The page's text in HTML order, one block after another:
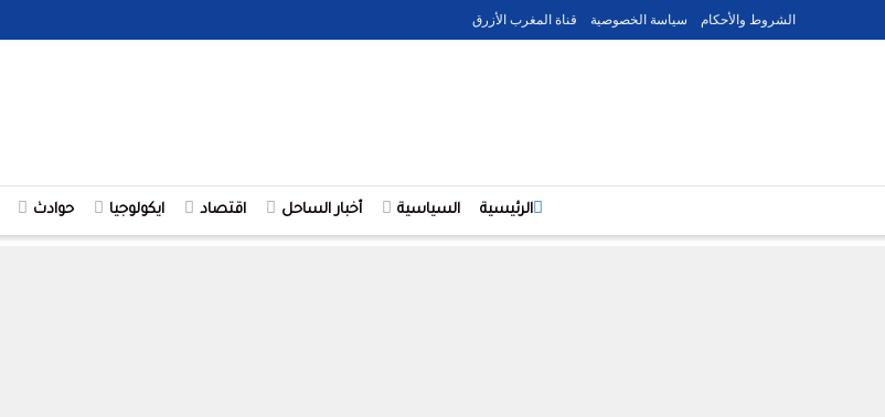
الشروط والأحكام سياسة الخصوصية قناة المغرب الأزرق
الرئيسية السياسية أخبار الساحل اقتصاد ايكولوجيا حوادث